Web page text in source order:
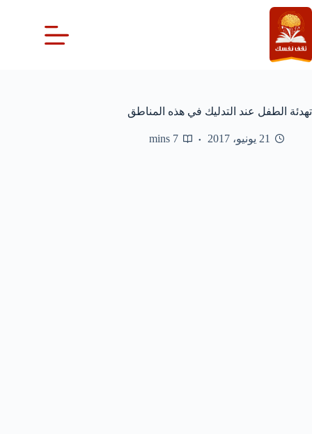
التجاوز
إلى
المحتوى
تهدئة الطفل عند التدليك في هذه المناطق
21 يونيو، 2017 7 mins